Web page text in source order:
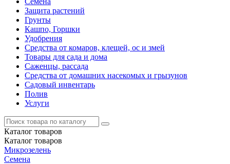
Защита растений
Грунты
Кашпо, Горшки
Удобрения
Средства от комаров, клещей, ос и змей
Товары для сада и дома
Саженцы, рассада
Средства от домашних насекомых и грызунов
Садовый инвентарь
Полив
Услуги
Каталог товаров
Каталог товаров
Микрозелень
Семена